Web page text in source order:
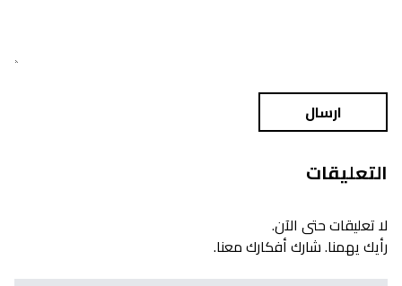
ارسال
التعليقات
لا تعليقات حتى الآن.
رأيك يهمنا. شارك أفكارك معنا.